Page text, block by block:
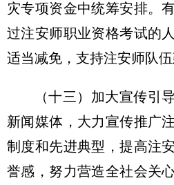
灾专项资金中统筹安排。
过注安师职业资格考试的
适当减免，支持注安师队伍
（十三）加大宣传引
新闻媒体，大力宣传推广
制度和先进典型，提高注
誉感，努力营造全社会关